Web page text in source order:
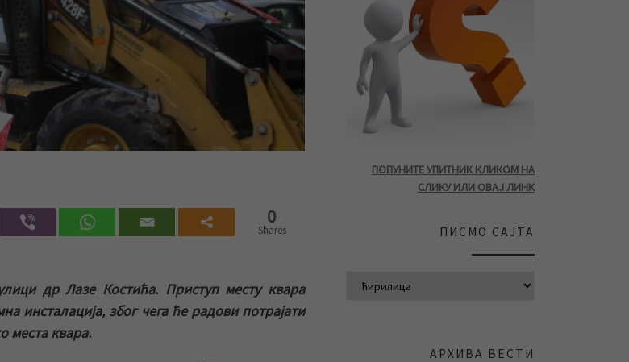
0
Shares
др Лазе Костића. Приступ месту квара
инсталација, због чега ће радови потрајати
места квара.
ПОПУНИТЕ УПИТНИК КЛИКОМ НА
СЛИКУ ИЛИ ОВАЈ ЛИНК
ПИСМО САЈТА
АРХИВА ВЕСТИ